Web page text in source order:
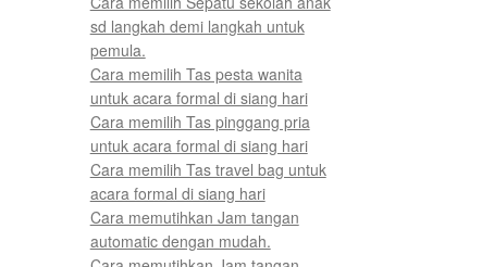
sd langkah demi langkah untuk
pemula.
Cara memilih Tas pesta wanita
untuk acara formal di siang hari
Cara memilih Tas pinggang pria
untuk acara formal di siang hari
Cara memilih Tas travel bag untuk
acara formal di siang hari
Cara memutihkan Jam tangan
automatic dengan mudah.